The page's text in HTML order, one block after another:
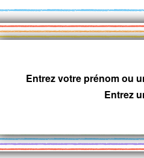
Entrez votre prénom ou
Entrez